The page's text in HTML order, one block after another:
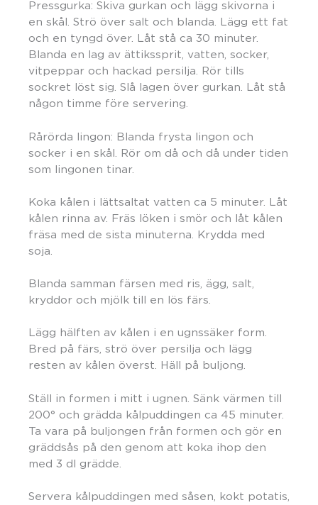
Pressgurka: Skiva gurkan och lägg skivorna i
en skål. Strö över salt och blanda. Lägg ett fat
och en tyngd över. Låt stå ca 30 minuter.
Blanda en lag av ättikssprit, vatten, socker,
vitpeppar och hackad persilja. Rör tills
sockret löst sig. Slå lagen över gurkan. Låt stå
någon timme före servering.
Rårörda lingon: Blanda frysta lingon och
socker i en skål. Rör om då och då under tiden
som lingonen tinar.
Koka kålen i lättsaltat vatten ca 5 minuter. Låt
kålen rinna av. Fräs löken i smör och låt kålen
fräsa med de sista minuterna. Krydda med
soja.
Blanda samman färsen med ris, ägg, salt,
kryddor och mjölk till en lös färs.
Lägg hälften av kålen i en ugnssäker form.
Bred på färs, strö över persilja och lägg
resten av kålen överst. Häll på buljong.
Ställ in formen i mitt i ugnen. Sänk värmen till
200° och grädda kålpuddingen ca 45 minuter.
Ta vara på buljongen från formen och gör en
gräddsås på den genom att koka ihop den
med 3 dl grädde.
Servera kålpuddingen med såsen, kokt potatis,